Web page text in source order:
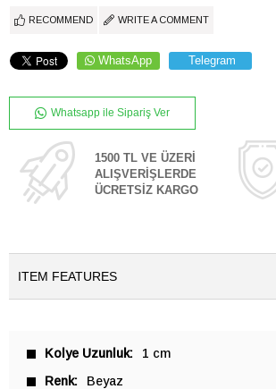
RECOMMEND WRITE A COMMENT
WhatsApp Telegram
Whatsapp ile Sipariş Ver
1500 TL VE ÜZERİ
ALIŞVERİŞLERDE
ÜCRETSİZ KARGO
ITEM FEATURES
Kolye Uzunluk
1 cm
Renk
Beyaz